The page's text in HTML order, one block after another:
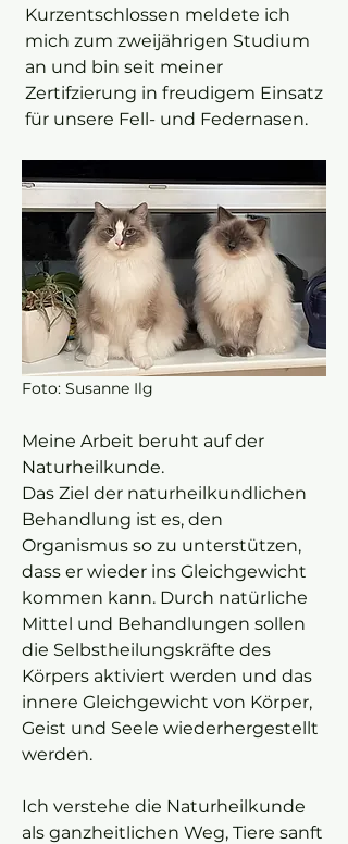
Kurzentschlossen meldete ich
mich zum zweijährigen Studium
an und bin seit meiner
Zertifzierung in freudigem Einsatz
für unsere Fell- und Federnasen.
Foto: Susanne Ilg
Meine Arbeit beruht auf der
Naturheilkunde.
Das Ziel der naturheilkundlichen
Behandlung ist es, den
Organismus so zu unterstützen,
dass er wieder ins Gleichgewicht
kommen kann. Durch natürliche
Mittel und Behandlungen sollen
die Selbstheilungskräfte des
Körpers aktiviert werden und das
innere Gleichgewicht von Körper,
Geist und Seele wiederhergestellt
werden.
Ich verstehe die Naturheilkunde
als ganzheitlichen Weg, Tiere sanft